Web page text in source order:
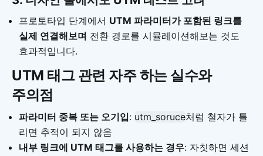
프로토타입 단계에서 UTM 파라미터가 포함된 링크를
실제 연결해보며 전환 경로를 시뮬레이션해보는 것도
효과적입니다.
UTM 태그 관련 자주 하는 실수와
주의점
파라미터 중복 또는 오기입: utm_soruce처럼 철자가 틀
리면 추적이 되지 않음
내부 링크에 UTM 태그를 사용하는 경우: 자칫하면 세션